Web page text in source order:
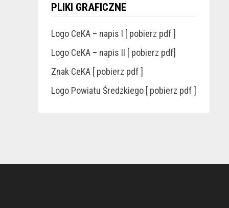
PLIKI GRAFICZNE
Logo CeKA – napis I [ pobierz pdf ]
Logo CeKA – napis II [ pobierz pdf]
Znak CeKA [ pobierz pdf ]
Logo Powiatu Średzkiego [ pobierz pdf ]